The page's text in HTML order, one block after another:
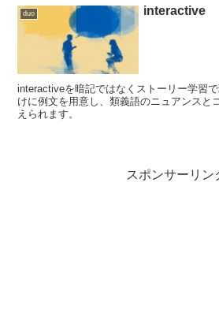
duo interactive
interactiveを暗記ではなくストーリー学習
けに例文を用意し、類義語のニュアンスと
えられます。
スポンサーリン